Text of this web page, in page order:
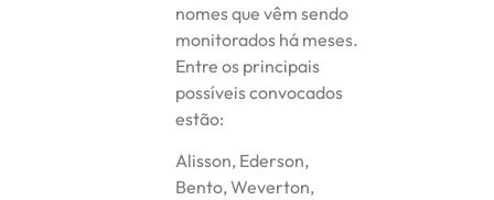
nomes que vêm sendo
monitorados há meses.
Entre os principais
possíveis convocados
estão:
Alisson, Ederson,
Bento, Weverton,